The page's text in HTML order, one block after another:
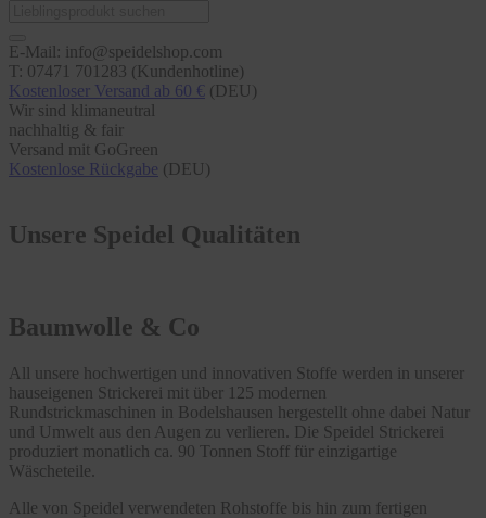
E-Mail: info@speidelshop.com
T: 07471 701283 (Kundenhotline)
Kostenloser Versand ab 60 € (DEU)
Wir sind klimaneutral
nachhaltig & fair
Versand mit GoGreen
Kostenlose Rückgabe (DEU)
Unsere Speidel Qualitäten
Baumwolle & Co
All unsere hochwertigen und innovativen Stoffe werden in unserer
hauseigenen Strickerei mit über 125 modernen
Rundstrickmaschinen in Bodelshausen hergestellt ohne dabei Natur
und Umwelt aus den Augen zu verlieren. Die Speidel Strickerei
produziert monatlich ca. 90 Tonnen Stoff für einzigartige
Wäscheteile.
Alle von Speidel verwendeten Rohstoffe bis hin zum fertigen